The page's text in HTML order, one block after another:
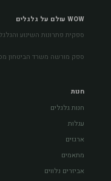
WOW עולם על גלגלים
ספקית פתרונות השינוע
ספק מורשה משרד הביטחון מס׳
חנות
חנות גלגלים
עגלות
ארגזים
מתאמים
אביזרים נלווים